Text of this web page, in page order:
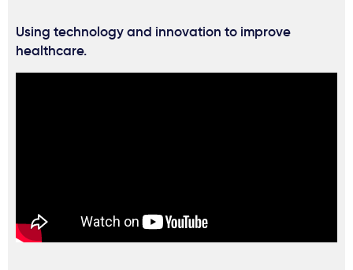
Using technology and innovation to improve
healthcare.